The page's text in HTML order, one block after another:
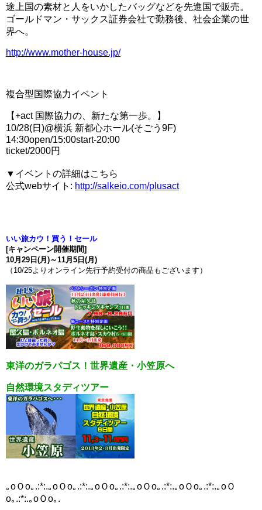
途上国の素材と人をいかしたバッグなどを先進国で販売。
ゴールドマン・サックス証券会社で勤務後、社会企業の世
界へ。
http://www.mother-house.jp/
複合型国際協力イベント
【+act 国際協力の、新たな第一歩。】
10/28(日)@横浜 新都心ホール(そごう9F)
14:30open/15:00start-20:00
ticket/2000円
▼イベントの詳細はこちら
公式webサイト: http://salkeio.com/plusact
いい旅カウ！買う！セール
[キャンペーン開催期間]
10月29日(月)～11月5日(月)
（10/25よりオンライン先行予約受付の商品もございます）
東洋のガラパゴス！世界遺産・小笠原へ
自然環境スタディツアー
｡oＯo｡.:*:.｡oＯo｡.:*:.｡oＯo｡.:*:.｡oＯo｡.:*:.｡oＯo｡.:*:.｡oＯ
o｡.:*:.｡oＯo｡.